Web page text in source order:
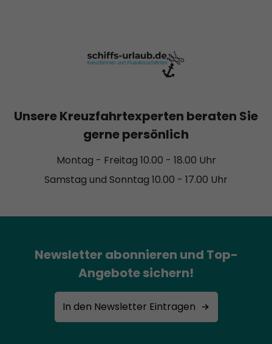
Unsere Kreuzfahrtexperten beraten Sie
gerne persönlich
Montag - Freitag 10.00 - 18.00 Uhr
Samstag und Sonntag 10.00 - 17.00 Uhr
Newsletter abonnieren und Top-
Angebote sichern!
In den Newsletter Eintragen